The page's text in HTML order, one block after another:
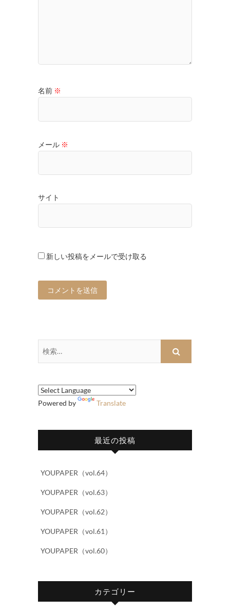
名前 ※
メール ※
サイト
新しい投稿をメールで受け取る
Powered by Translate
最近の投稿
YOUPAPER（vol.64）
YOUPAPER（vol.63）
YOUPAPER（vol.62）
YOUPAPER（vol.61）
YOUPAPER（vol.60）
カテゴリー